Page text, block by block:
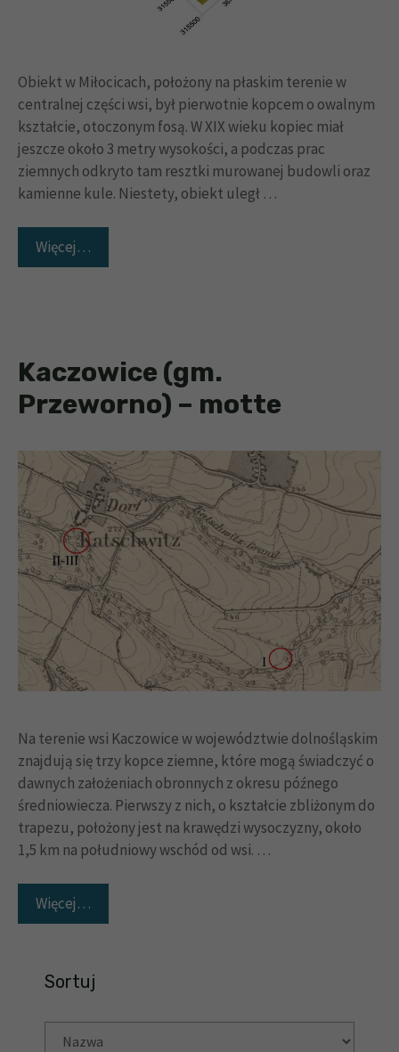
Obiekt w Miłocicach, położony na płaskim terenie w
centralnej części wsi, był pierwotnie kopcem o owalnym
kształcie, otoczonym fosą. W XIX wieku kopiec miał
jeszcze około 3 metry wysokości, a podczas prac
ziemnych odkryto tam resztki murowanej budowli oraz
kamienne kule. Niestety, obiekt uległ …
Więcej…
Kaczowice (gm.
Przeworno) – motte
Na terenie wsi Kaczowice w województwie dolnośląskim
znajdują się trzy kopce ziemne, które mogą świadczyć o
dawnych założeniach obronnych z okresu późnego
średniowiecza. Pierwszy z nich, o kształcie zbliżonym do
trapezu, położony jest na krawędzi wysoczyzny, około
1,5 km na południowy wschód od wsi. …
Więcej…
Sortuj